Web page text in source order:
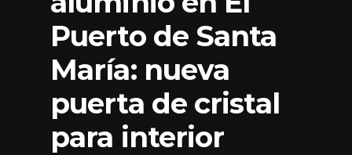
Puerto de Santa
María: nueva
puerta de cristal
para interior